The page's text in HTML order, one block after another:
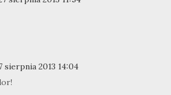
sierpnia 2013 14:04